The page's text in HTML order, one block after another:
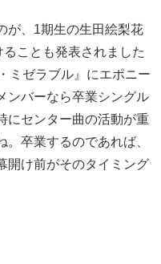
が、1期生の生田絵梨花
ことも発表されました
ミゼラブル』にエポニー
ンバーなら卒業シングル
にセンター曲の活動が重
卒業するのであれば、
開け前がそのタイミング